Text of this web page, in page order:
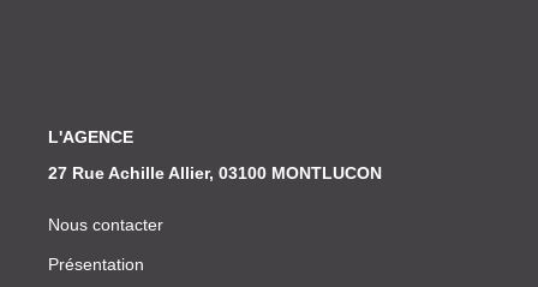
L'AGENCE
27 Rue Achille Allier, 03100 MONTLUCON
Nous contacter
Présentation